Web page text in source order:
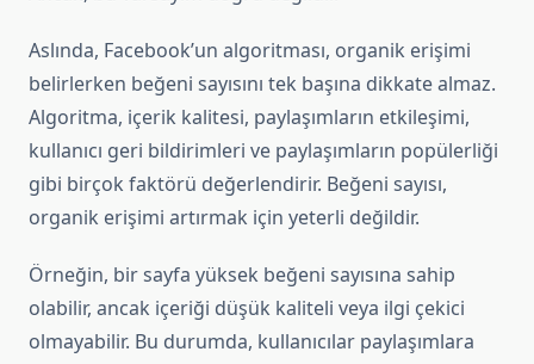
Aslında, Facebook’un algoritması, organik erişimi
belirlerken beğeni sayısını tek başına dikkate almaz.
Algoritma, içerik kalitesi, paylaşımların etkileşimi,
kullanıcı geri bildirimleri ve paylaşımların popülerliği
gibi birçok faktörü değerlendirir. Beğeni sayısı,
organik erişimi artırmak için yeterli değildir.
Örneğin, bir sayfa yüksek beğeni sayısına sahip
olabilir, ancak içeriği düşük kaliteli veya ilgi çekici
olmayabilir. Bu durumda, kullanıcılar paylaşımlara